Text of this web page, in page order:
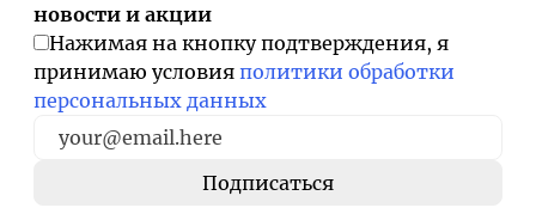
новости и акции
Нажимая на кнопку подтверждения, я
принимаю условия политики обработки
персональных данных